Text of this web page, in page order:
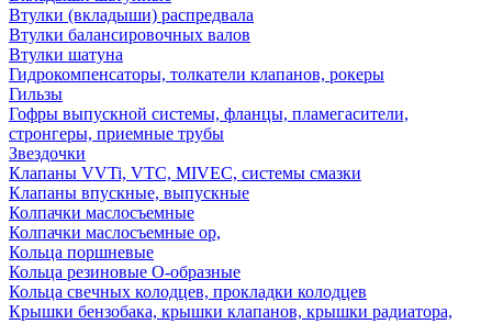
Втулки (вкладыши) распредвала
Втулки балансировочных валов
Втулки шатуна
Гидрокомпенсаторы, толкатели клапанов, рокеры
Гильзы
Гофры выпускной системы, фланцы, пламегасители,
стронгеры, приемные трубы
Звездочки
Клапаны VVTi, VTC, MIVEC, системы смазки
Клапаны впускные, выпускные
Колпачки маслосъемные
Колпачки маслосъемные ор,
Кольца поршневые
Кольца резиновые О-образные
Кольца свечных колодцев, прокладки колодцев
Крышки бензобака, крышки клапанов, крышки радиатора,